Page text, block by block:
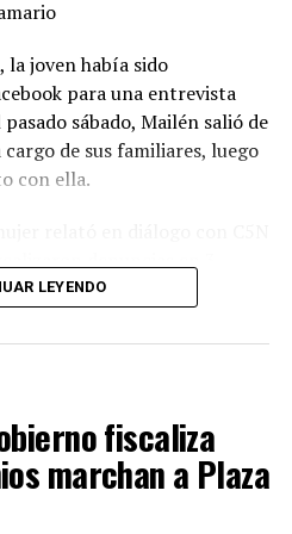
la joven había sido
para una entrevista
sábado, Mailén salió de
cargo de sus familiares, luego
con ella.
las 24 horas, no fueron
nosotros.
serenos nos dimos cuenta
a buscar y se fueron
y ahí la vieron", declaró
los familiares se
pero luego se retiraron
LEYENDO
fiscaliza
marchan a Plaza